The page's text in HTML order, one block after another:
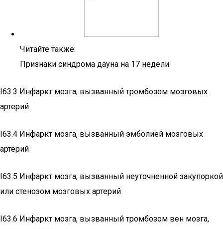
Читайте также:
Признаки синдрома дауна на 17 недели
I63.3 Инфаркт мозга, вызванный тромбозом мозговых
артерий
I63.4 Инфаркт мозга, вызванный эмболией мозговых
артерий
I63.5 Инфаркт мозга, вызванный неуточненной закупоркой
или стенозом мозговых артерий
I63.6 Инфаркт мозга, вызванный тромбозом вен мозга,